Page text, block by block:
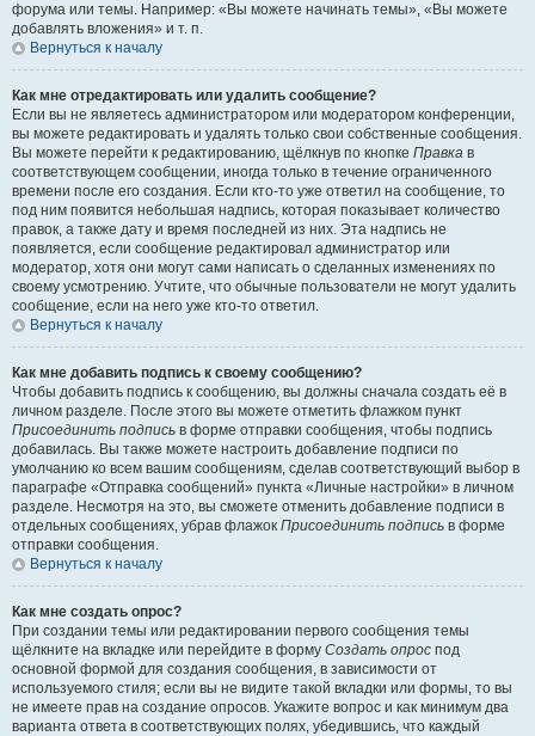
форума или темы. Например: «Вы можете начинать темы», «Вы можете
добавлять вложения» и т. п.
Вернуться к началу
Как мне отредактировать или удалить сообщение?
Если вы не являетесь администратором или модератором конференции,
вы можете редактировать и удалять только свои собственные сообщения.
Вы можете перейти к редактированию, щёлкнув по кнопке Правка в
соответствующем сообщении, иногда только в течение ограниченного
времени после его создания. Если кто-то уже ответил на сообщение, то
под ним появится небольшая надпись, которая показывает количество
правок, а также дату и время последней из них. Эта надпись не
появляется, если сообщение редактировал администратор или
модератор, хотя они могут сами написать о сделанных изменениях по
своему усмотрению. Учтите, что обычные пользователи не могут удалить
сообщение, если на него уже кто-то ответил.
Вернуться к началу
Как мне добавить подпись к своему сообщению?
Чтобы добавить подпись к сообщению, вы должны сначала создать её в
личном разделе. После этого вы можете отметить флажком пункт
Присоединить подпись в форме отправки сообщения, чтобы подпись
добавилась. Вы также можете настроить добавление подписи по
умолчанию ко всем вашим сообщениям, сделав соответствующий выбор в
параграфе «Отправка сообщений» пункта «Личные настройки» в личном
разделе. Несмотря на это, вы сможете отменить добавление подписи в
отдельных сообщениях, убрав флажок Присоединить подпись в форме
отправки сообщения.
Вернуться к началу
Как мне создать опрос?
При создании темы или редактировании первого сообщения темы
щёлкните на вкладке или перейдите в форму Создать опрос под
основной формой для создания сообщения, в зависимости от
используемого стиля; если вы не видите такой вкладки или формы, то вы
не имеете прав на создание опросов. Укажите вопрос и как минимум два
варианта ответа в соответствующих полях, убедившись, что каждый